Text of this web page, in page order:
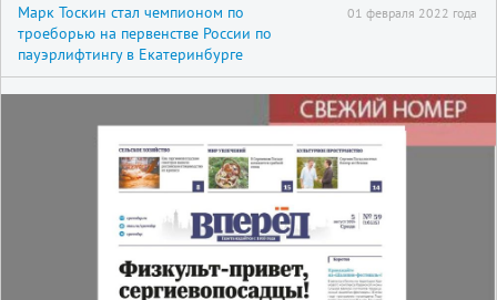
Марк Тоскин стал чемпионом по
троеборью на первенстве России по
пауэрлифтингу в Екатеринбурге
01 февраля 2022 года